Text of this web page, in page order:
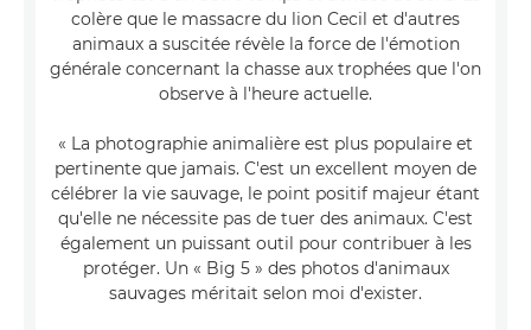
colère que le massacre du lion Cecil et d'autres
animaux a suscitée révèle la force de l'émotion
générale concernant la chasse aux trophées que l'on
observe à l'heure actuelle.
« La photographie animalière est plus populaire et
pertinente que jamais. C'est un excellent moyen de
célébrer la vie sauvage, le point positif majeur étant
qu'elle ne nécessite pas de tuer des animaux. C'est
également un puissant outil pour contribuer à les
protéger. Un « Big 5 » des photos d'animaux
sauvages méritait selon moi d'exister.